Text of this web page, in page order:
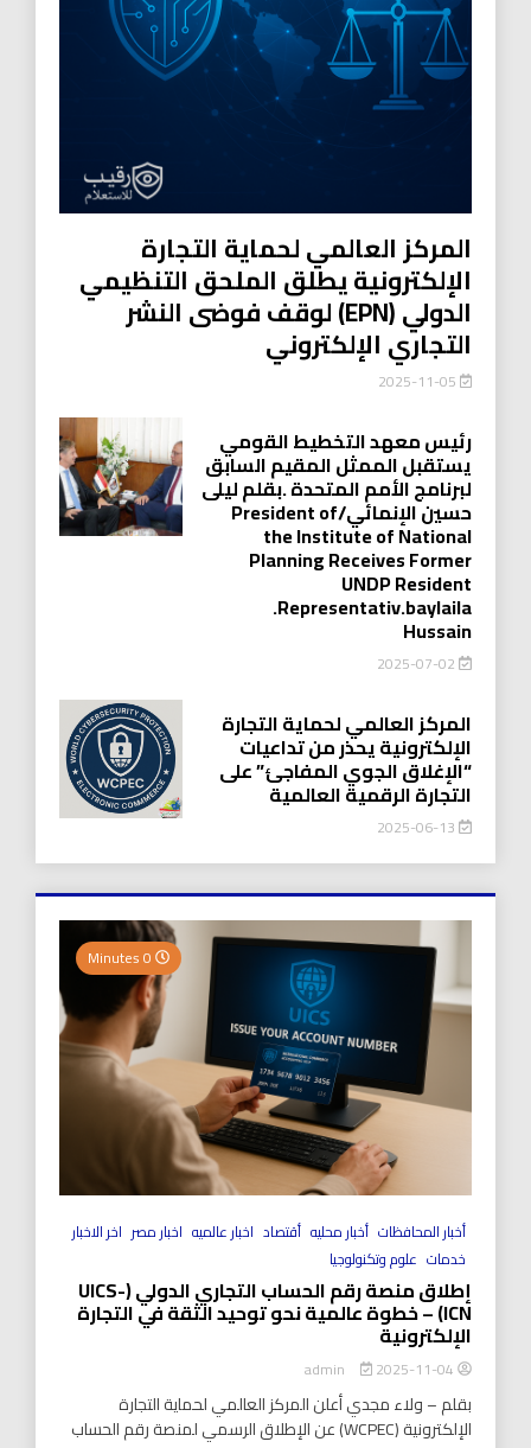
المركز العالمي لحماية التجارة
الإلكترونية يطلق الملحق التنظيمي
الدولي (EPN) لوقف فوضى النشر
التجاري الإلكتروني
رئيس معهد التخطيط القومي
يستقبل الممثل المقيم السابق
لبرنامج الأمم المتحدة .بقلم ليلى
حسين الإنمائي/President of
the Institute of National
Planning Receives Former
UNDP Resident
.Representativ.baylaila
Hussain
2025-07-02
المركز العالمي لحماية التجارة
الإلكترونية يحذر من تداعيات
“الإغلاق الجوي المفاجئ” على
التجارة الرقمية العالمية
2025-06-13
أخبار المحافظات أخبار محليه أقتصاد اخبار عالميه اخبار مصر اخر الاخبار
خدمات علوم وتكنولوجيا
إطلاق منصة رقم الحساب التجاري الدولي (UICS-
ICN) – خطوة عالمية نحو توحيد الثقة في التجارة
الإلكترونية
2025-11-04
بقلم – ولاء مجدي أعلن المركز العالمي لحماية التجارة
الإلكترونية (WCPEC) عن الإطلاق الرسمي لمنصة رقم الحساب